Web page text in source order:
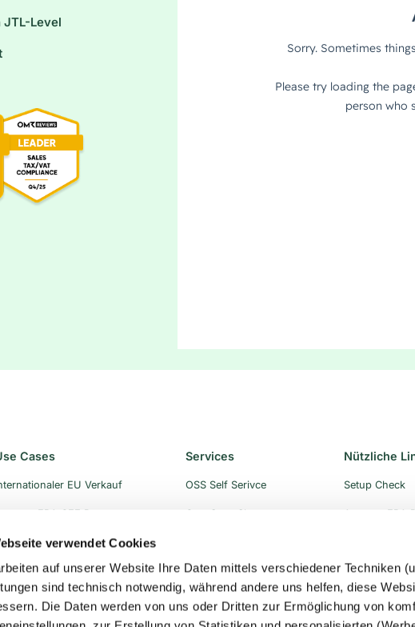
verwendet Cookies
auf unserer Website Ihre Daten mittels verschiedener Techniken
sind technisch notwendig, während andere uns helfen, diese
Die Daten werden von uns oder Dritten zur Ermöglichung von
Level
Cases
EU Verkauf
FBA CEE Programm
FBA PAN EU
in der EU
Lieferung Großbritannien
Services
OSS Self Serivce
One-Stop-Shop
Nützliche
Setup Check
Amazon FBA
Schnittstellen
Für